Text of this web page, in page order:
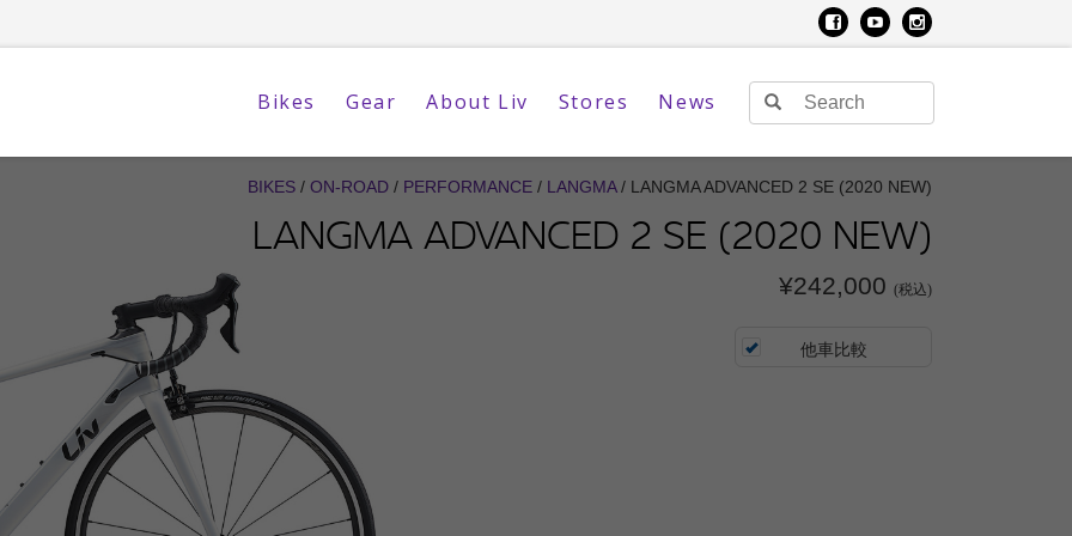
Bikes Gear About Liv Stores News
BIKES / ON-ROAD / PERFORMANCE / LANGMA/ LANGMA ADVANCED 2 SE (2020 NEW)
LANGMA ADVANCED 2 SE (2020 NEW)
¥242,000 (税込)
他車比較